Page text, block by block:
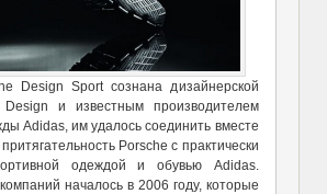
Design Sport сознана дизайнерской
и известным производителем
Adidas, им удалось соединить вместе
Porsche с практически
одеждой и обувью Adidas.
началось в 2006 году, которые